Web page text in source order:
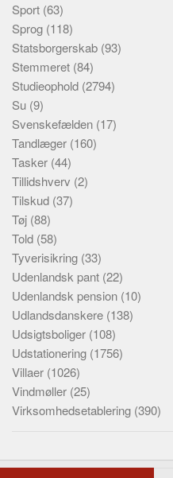
Sport (63)
Sprog (118)
Statsborgerskab (93)
Stemmeret (84)
Studieophold (2794)
Su (9)
Svenskefælden (17)
Tandlæger (160)
Tasker (44)
Tillidshverv (2)
Tilskud (37)
Tøj (88)
Told (58)
Tyverisikring (33)
Udenlandsk pant (22)
Udenlandsk pension (10)
Udlandsdanskere (138)
Udsigtsboliger (108)
Udstationering (1756)
Villaer (1026)
Vindmøller (25)
Virksomhedsetablering (390)